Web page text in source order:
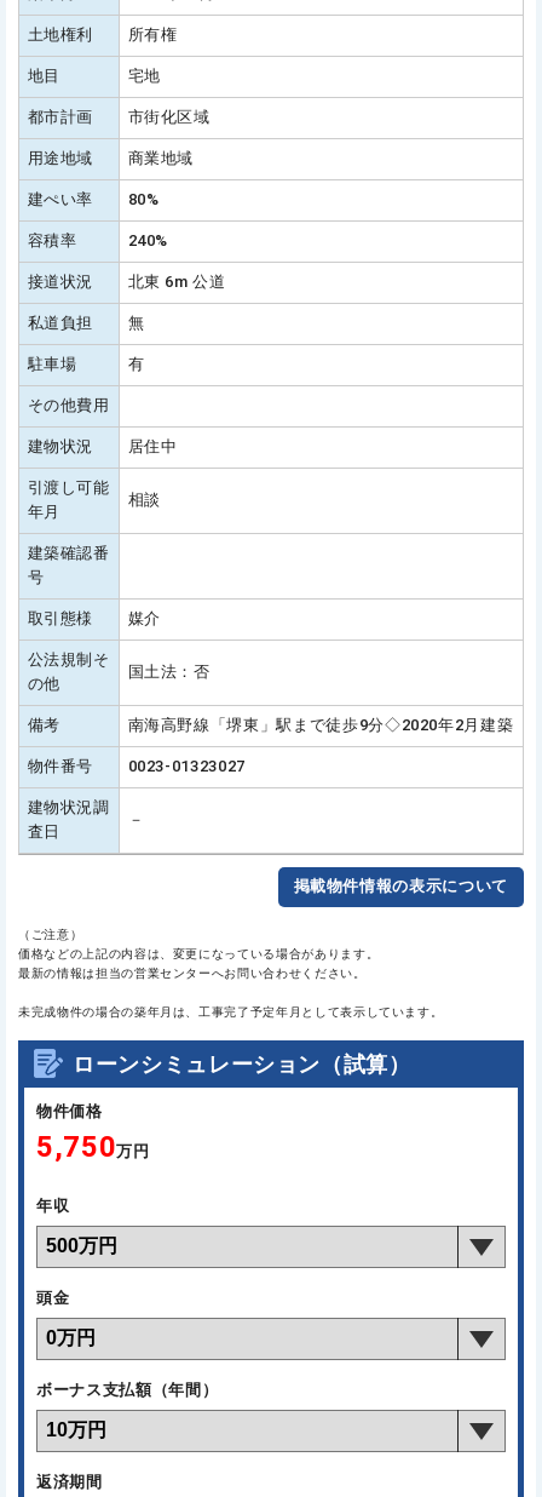
土地権利 所有権
地目 宅地
都市計画 市街化区域
用途地域 商業地域
建ぺい率 80%
容積率 240%
接道状況 北東 6m 公道
私道負担 無
駐車場 有
その他費用
建物状況 居住中
引渡し可能
年月
相談
建築確認番
号
取引態様 媒介
公法規制そ
の他
国土法：否
備考 南海高野線「堺東」駅まで徒歩9分◇2020年2月建築
物件番号 0023-01323027
建物状況調
査日
－
掲載物件情報の表示について
（ご注意）
価格などの上記の内容は、変更になっている場合があります。
最新の情報は担当の営業センターへお問い合わせください。
未完成物件の場合の築年月は、工事完了予定年月として表示しています。
ローンシミュレーション（試算）
物件価格
5,750万円
年収
頭金
ボーナス支払額（年間）
返済期間